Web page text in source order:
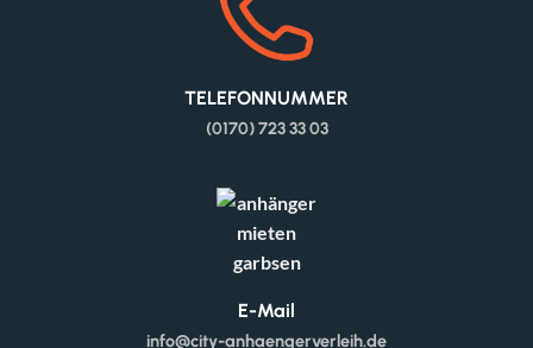
TELEFONNUMMER
(0170) 723 33 03
E-Mail
info@city-anhaengerverleih.de